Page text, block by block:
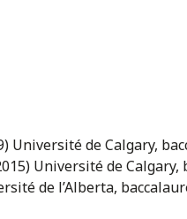
Université de Calgary,
Université de Calgary,
de l’Alberta,